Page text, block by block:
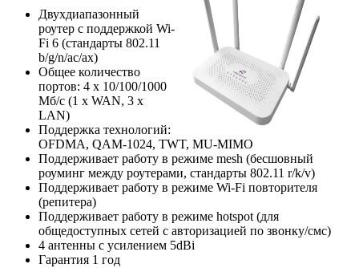
Двухдиапазонный
роутер с поддержкой Wi-
Fi 6 (стандарты 802.11
b/g/n/ac/ax)
Общее количество
портов: 4 х 10/100/1000
Мб/с (1 x WAN, 3 x
LAN)
Поддержка технологий:
OFDMA, QAM-1024, TWT, MU-MIMO
Поддерживает работу в режиме mesh (бесшовный
роуминг между роутерами, стандарты 802.11 r/k/v)
Поддерживает работу в режиме Wi-Fi повторителя
(репитера)
Поддерживает работу в режиме hotspot (для
общедоступных сетей с авторизацией по звонку/смс)
4 антенны с усилением 5dBi
Гарантия 1 год